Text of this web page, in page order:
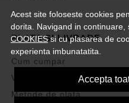
Acest site foloseste cookies
dorita. Navigand in continuare,
COOKIESsi cu plasarea de
experienta imbunatatita.
Accepta
PLATA SI LIVRARE
Cum cumpar
Vezi cosul
Metode de plata